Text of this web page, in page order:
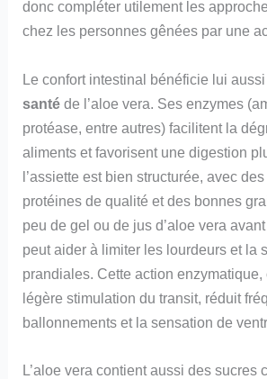
donc compléter utilement les
chez les personnes gênées par une
Le confort intestinal bénéficie lui
santé de l’aloe vera. Ses enzymes
protéase, entre autres) facilitent la
aliments et favorisent une digestion
l’assiette est bien structurée, avec
protéines de qualité et des bonnes
peu de gel ou de jus d’aloe vera
peut aider à limiter les lourdeurs et la
prandiales. Cette action enzymatique,
légère stimulation du transit, réduit
ballonnements et la sensation de
L’aloe vera contient aussi des sucres